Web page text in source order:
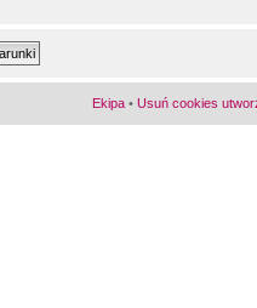
Ekipa • Usuń cookies